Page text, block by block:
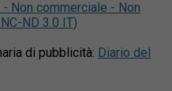
Non commerciale - Non
ND 3.0 IT)
di pubblicità: Diario del